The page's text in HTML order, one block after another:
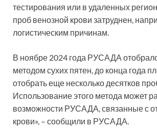
тестирования или в удаленных
проб венозной крови затруднен,
логистическим причинам.
В ноябре 2024 года РУСАДА
методом сухих пятен, до конца года
отобрать еще несколько десятков
Использование этого метода может
возможности РУСАДА, связанные с
крови», – сообщили в РУСАДА.